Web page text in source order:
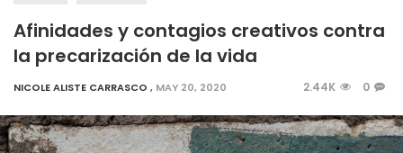
Afinidades y contagios creativos contra
la precarización de la vida
NICOLE ALISTE CARRASCO , MAY 20, 2020 2.44K 0